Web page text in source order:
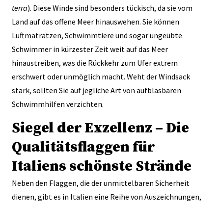
terra). Diese Winde sind besonders tückisch, da sie vom
Land auf das offene Meer hinauswehen. Sie können
Luftmatratzen, Schwimmtiere und sogar ungeübte
Schwimmer in kürzester Zeit weit auf das Meer
hinaustreiben, was die Rückkehr zum Ufer extrem
erschwert oder unmöglich macht. Weht der Windsack
stark, sollten Sie auf jegliche Art von aufblasbaren
Schwimmhilfen verzichten.
Siegel der Exzellenz – Die
Qualitätsflaggen für
Italiens schönste Strände
Neben den Flaggen, die der unmittelbaren Sicherheit
dienen, gibt es in Italien eine Reihe von Auszeichnungen,